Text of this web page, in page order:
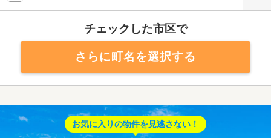
チェックした市区で
さらに町名を選択する
お気に入りの物件を見逃さない！